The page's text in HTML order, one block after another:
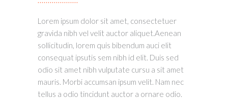
Lorem ipsum dolor sit amet, consectetuer
gravida nibh vel velit auctor aliquet.Aenean
sollicitudin, lorem quis bibendum auci elit
consequat ipsutis sem nibh id elit. Duis sed
odio sit amet nibh vulputate cursu a sit amet
mauris. Morbi accumsan ipsum velit. Nam nec
tellus a odio tincidunt auctor a ornare odio.